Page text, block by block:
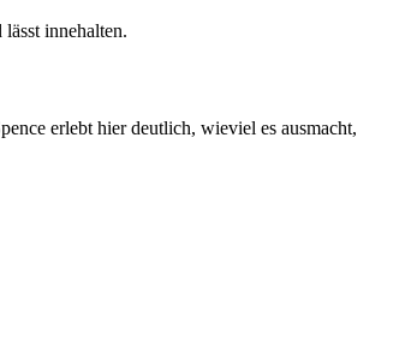
innehalten.
erlebt hier deutlich, wieviel es ausmacht,